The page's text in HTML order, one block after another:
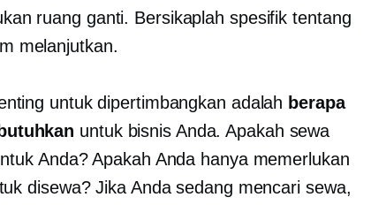
ruang ganti. Bersikaplah spesifik tentang
melanjutkan.
untuk dipertimbangkan adalah berapa
untuk bisnis Anda. Apakah sewa
Anda? Apakah Anda hanya memerlukan
disewa? Jika Anda sedang mencari sewa,